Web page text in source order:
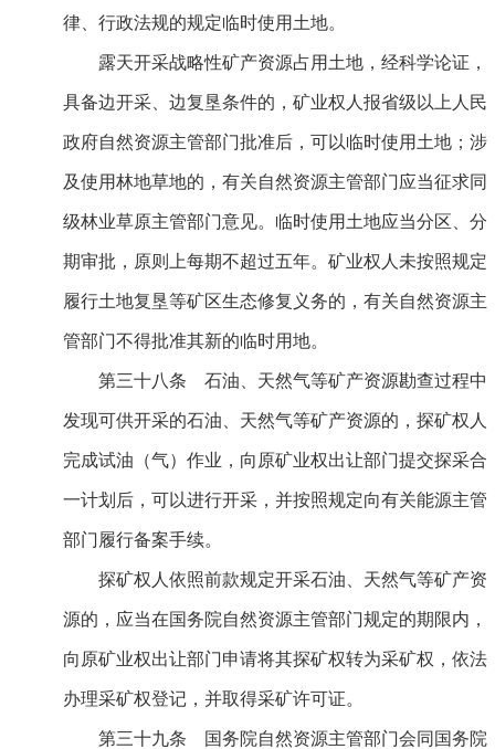
律、行政法规的规定临时使用土地。
露天开采战略性矿产资源占用土地，经科学论证，
具备边开采、边复垦条件的，矿业权人报省级以上人民
政府自然资源主管部门批准后，可以临时使用土地；涉
及使用林地草地的，有关自然资源主管部门应当征求同
级林业草原主管部门意见。临时使用土地应当分区、分
期审批，原则上每期不超过五年。矿业权人未按照规定
履行土地复垦等矿区生态修复义务的，有关自然资源主
管部门不得批准其新的临时用地。
第三十八条 石油、天然气等矿产资源勘查过程中
发现可供开采的石油、天然气等矿产资源的，探矿权人
完成试油（气）作业，向原矿业权出让部门提交探采合
一计划后，可以进行开采，并按照规定向有关能源主管
部门履行备案手续。
探矿权人依照前款规定开采石油、天然气等矿产资
源的，应当在国务院自然资源主管部门规定的期限内，
向原矿业权出让部门申请将其探矿权转为采矿权，依法
办理采矿权登记，并取得采矿许可证。
第三十九条 国务院自然资源主管部门会同国务院